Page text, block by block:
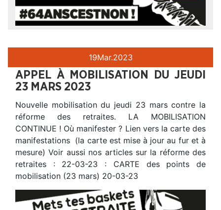
19Mar.2023
APPEL À MOBILISATION DU JEUDI
23 MARS 2023
Nouvelle mobilisation du jeudi 23 mars contre la
réforme des retraites. LA MOBILISATION
CONTINUE ! Où manifester ? Lien vers la carte des
manifestations (la carte est mise à jour au fur et à
mesure) Voir aussi nos articles sur la réforme des
retraites : 22-03-23 : CARTE des points de
mobilisation (23 mars) 20-03-23